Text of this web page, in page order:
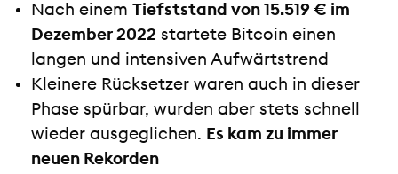
Nach einem Tiefststand von 15.519 € im
Dezember 2022 startete Bitcoin einen
langen und intensiven Aufwärtstrend
Kleinere Rücksetzer waren auch in dieser
Phase spürbar, wurden aber stets schnell
wieder ausgeglichen. Es kam zu immer
neuen Rekorden